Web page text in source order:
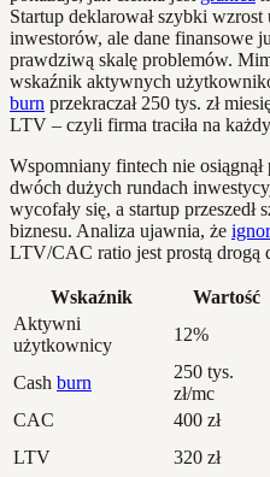
Startup deklarował szybki
inwestorów, ale dane finansowe
prawdziwą skalę problemów.
wskaźnik aktywnych
burn przekraczał 250 tys. zł
LTV – czyli firma traciła na
Wspomniany fintech nie
dwóch dużych rundach
wycofały się, a startup
biznesu. Analiza ujawnia, że
LTV/CAC ratio jest prostą drogą
Wskaźnik Wartość
Aktywni
użytkownicy
12%
Cash burn
250 tys.
zł/mc
CAC
400 zł
LTV
320 zł